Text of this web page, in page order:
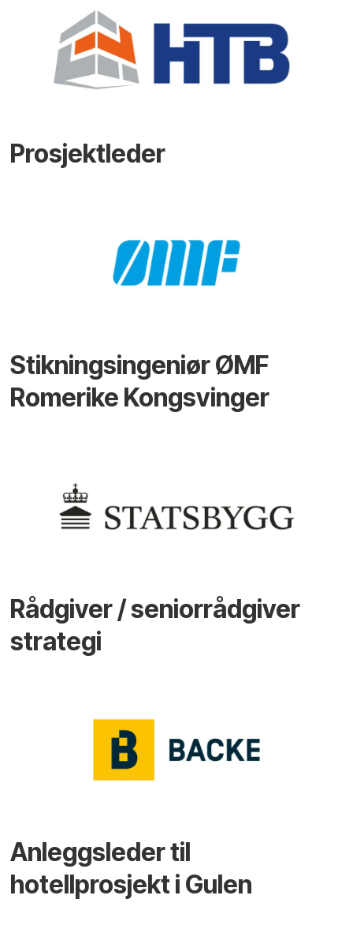
Prosjektleder
Stikningsingeniør ØMF
Romerike Kongsvinger
Rådgiver / seniorrådgiver
strategi
Anleggsleder til
hotellprosjekt i Gulen